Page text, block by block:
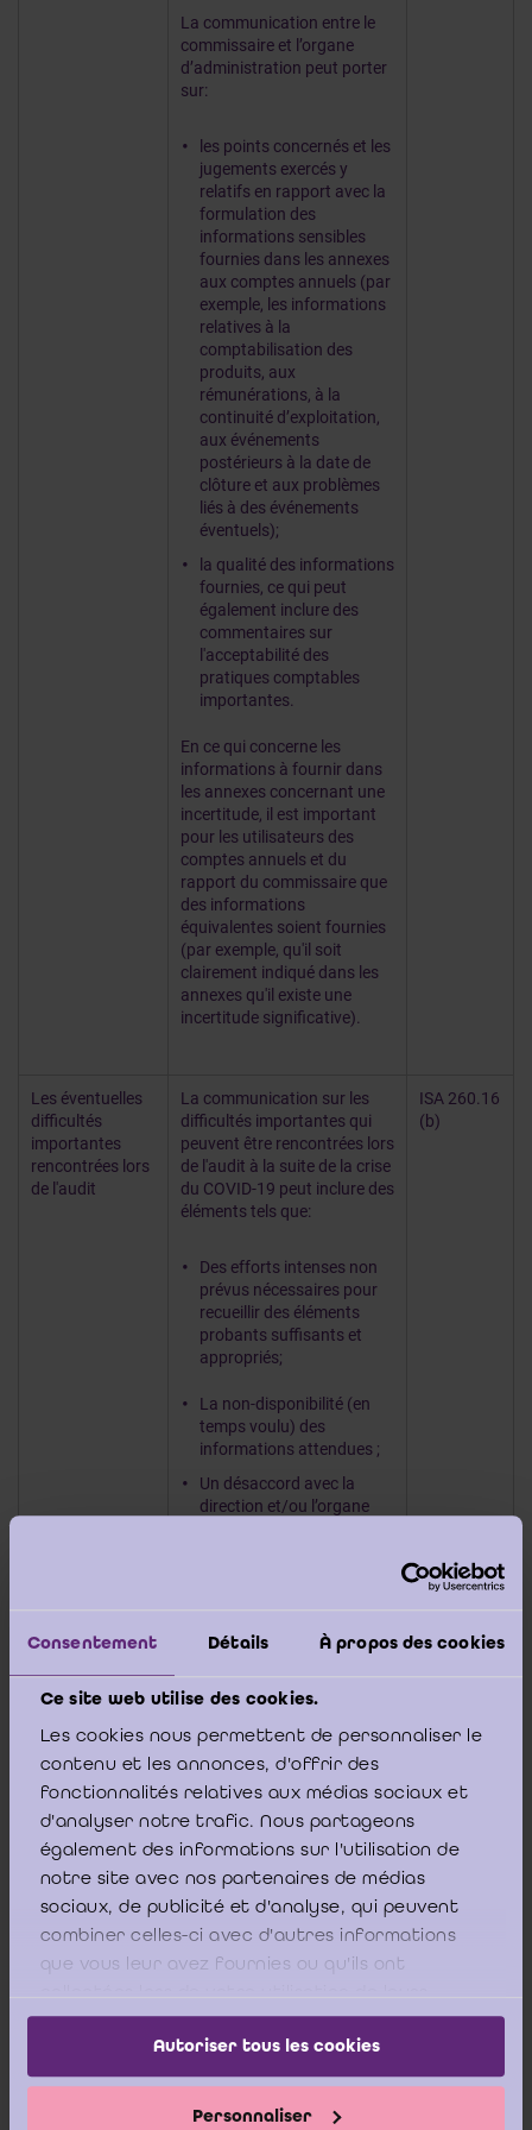
Consentement Détails À propos des cookies
Ce site web utilise des cookies.
Les cookies nous permettent de personnaliser le
contenu et les annonces, d'offrir des
fonctionnalités relatives aux médias sociaux et
d'analyser notre trafic. Nous partageons
également des informations sur l'utilisation de
notre site avec nos partenaires de médias
sociaux, de publicité et d'analyse, qui peuvent
combiner celles-ci avec d'autres informations
que vous leur avez fournies ou qu'ils ont
services.
Autoriser tous les cookies
Personnaliser
La communication entre le
commissaire et l’organe
d’administration peut porter
sur:
les points concernés et les
jugements exercés y
relatifs en rapport avec la
formulation des
informations sensibles
fournies dans les annexes
aux comptes annuels (par
exemple, les informations
relatives à la
comptabilisation des
produits, aux
rémunérations, à la
continuité d’exploitation,
aux événements
postérieurs à la date de
clôture et aux problèmes
liés à des événements
éventuels);
la qualité des informations
fournies, ce qui peut
également inclure des
commentaires sur
l'acceptabilité des
pratiques comptables
importantes.
En ce qui concerne les
informations à fournir dans
les annexes concernant une
incertitude, il est important
pour les utilisateurs des
comptes annuels et du
rapport du commissaire que
des informations
équivalentes soient fournies
(par exemple, qu'il soit
clairement indiqué dans les
annexes qu'il existe une
incertitude significative).
Les éventuelles
difficultés
importantes
rencontrées lors
de l'audit
La communication sur les
difficultés importantes qui
peuvent être rencontrées lors
de l'audit à la suite de la crise
du COVID-19 peut inclure des
éléments tels que:
Des efforts intenses non
prévus nécessaires pour
recueillir des éléments
probants suffisants et
appropriés;
La non-disponibilité (en
temps voulu) des
informations attendues ;
Un désaccord avec la
direction et/ou l’organe
personnel de l’entité ou la
réticence de la direction à
dont le commissaire a
œuvre des procédures
d’audit;
Des restrictions imposées
au commissaire par la
direction;
La réticence de la direction
à procéder à l’évaluation
de la capacité de l'entité à
à étendre cette évaluation,
lorsque cela lui est
demandé.
ISA 260.16
(b)
Impact sur le
Dans le cadre de son analyse
des risques, le commissaire
ISA 315